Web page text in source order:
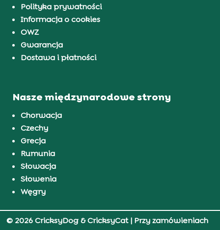
Polityka prywatności
Informacja o cookies
OWZ
Gwarancja
Dostawa i płatności
Nasze międzynarodowe strony
Chorwacja
Czechy
Grecja
Rumunia
Słowacja
Słowenia
Węgry
© 2026 CricksyDog & CricksyCat| Przy zamówieniach